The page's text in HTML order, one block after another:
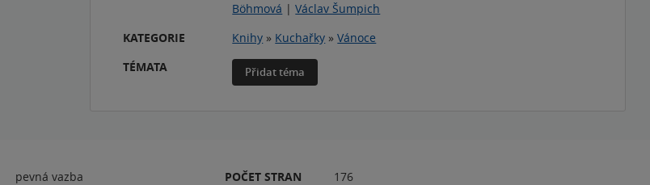
Böhmová |Václav Šumpich
KATEGORIE
Knihy » Kuchařky »Vánoce
TÉMATA
Přidat téma
pevná vazba
POČET STRAN
176